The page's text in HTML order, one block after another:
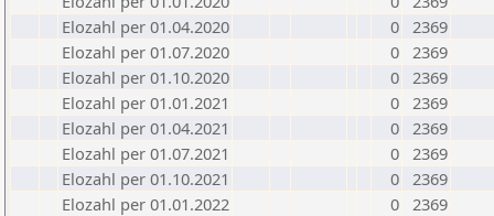
Elozahl per 01.04.2020
0 2369
Elozahl per 01.07.2020
0 2369
Elozahl per 01.10.2020
0 2369
Elozahl per 01.01.2021
0 2369
Elozahl per 01.04.2021
0 2369
Elozahl per 01.07.2021
0 2369
Elozahl per 01.10.2021
0 2369
Elozahl per 01.01.2022
0 2369